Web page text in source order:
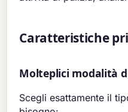
Caratteristiche
Molteplici modalità
Scegli esattamente il